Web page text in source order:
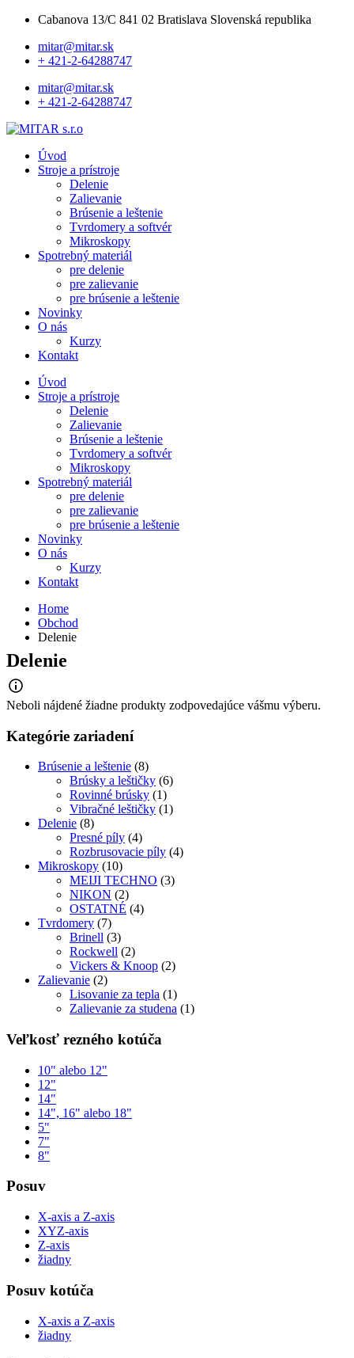
Cabanova 13/C 841 02 Bratislava Slovenská republika
mitar@mitar.sk
+ 421-2-64288747
mitar@mitar.sk
+ 421-2-64288747
Úvod
Stroje a prístroje
Delenie
Zalievanie
Brúsenie a leštenie
Tvrdomery a softvér
Mikroskopy
Spotrebný materiál
pre delenie
pre zalievanie
pre brúsenie a leštenie
Novinky
O nás
Kurzy
Kontakt
Úvod
Stroje a prístroje
Delenie
Zalievanie
Brúsenie a leštenie
Tvrdomery a softvér
Mikroskopy
Spotrebný materiál
pre delenie
pre zalievanie
pre brúsenie a leštenie
Novinky
O nás
Kurzy
Kontakt
Home
Obchod
Delenie
Delenie
Neboli nájdené žiadne produkty zodpovedajúce vášmu výberu.
Kategórie zariadení
Brúsenie a leštenie (8)
Brúsky a leštičky (6)
Rovinné brúsky (1)
Vibračné leštičky (1)
Delenie (8)
Presné píly (4)
Rozbrusovacie píly (4)
Mikroskopy (10)
MEIJI TECHNO (3)
NIKON (2)
OSTATNÉ (4)
Tvrdomery (7)
Brinell (3)
Rockwell (2)
Vickers & Knoop (2)
Zalievanie (2)
Lisovanie za tepla (1)
Zalievanie za studena (1)
Veľkosť rezného kotúča
10" alebo 12"
12"
14"
14", 16" alebo 18"
5"
7"
8"
Posuv
X-axis a Z-axis
XYZ-axis
Z-axis
žiadny
Posuv kotúča
X-axis a Z-axis
žiadny